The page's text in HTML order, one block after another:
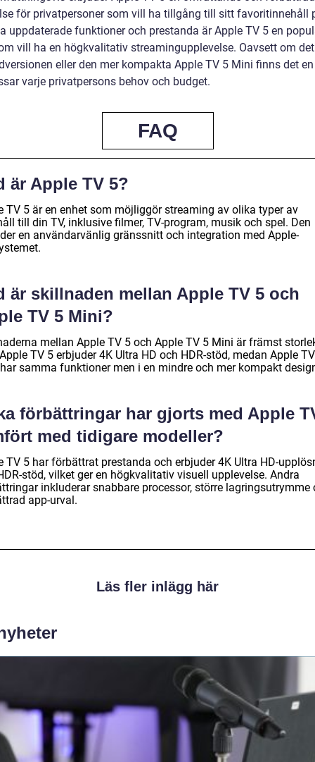
för privatpersoner som vill ha tillgång till sitt favoritinnehåll
uppdaterade funktioner och prestanda är Apple TV 5 en
vill ha en högkvalitativ streamingupplevelse. Oavsett om
eller den mer kompakta Apple TV 5 Mini finns det
varje privatpersons behov och budget.
FAQ
är Apple TV 5?
TV 5 är en enhet som möjliggör streaming av olika typer av
till din TV, inklusive filmer, TV-program, musik och spel. Den
en användarvänlig gränssnitt och integration med Apple-
är skillnaden mellan Apple TV 5 och
TV 5 Mini?
mellan Apple TV 5 och Apple TV 5 Mini är främst
TV 5 erbjuder 4K Ultra HD och HDR-stöd, medan Apple
samma funktioner men i en mindre och mer kompakt
förbättringar har gjorts med Apple
med tidigare modeller?
TV 5 har förbättrat prestanda och erbjuder 4K Ultra HD-
stöd, vilket ger en högkvalitativ visuell upplevelse. Andra
inkluderar snabbare processor, större lagringsutrymme
app-urval.
Läs fler inlägg här